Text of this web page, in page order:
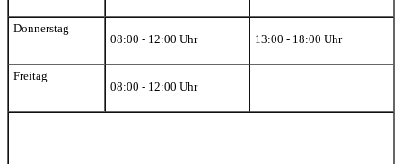
Donnerstag
08:00 - 12:00 Uhr
13:00 - 18:00 Uhr
Freitag
08:00 - 12:00 Uhr